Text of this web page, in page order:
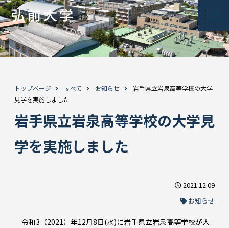
トップページ すべて お知らせ
岩手県立岩泉高等学校の大学
見学を実施しました
岩手県立岩泉高等学校の大学見
学を実施しました
2021.12.09
お知らせ
令和3（2021）年12月8日(水)に岩手県立岩泉高等学校が大